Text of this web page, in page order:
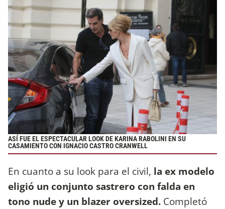
ASÍ FUE EL ESPECTACULAR LOOK DE KARINA RABOLINI EN SU
CASAMIENTO CON IGNACIO CASTRO CRANWELL
En cuanto a su look para el civil, la ex modelo
eligió un conjunto sastrero con falda en
tono nude y un blazer oversized. Completó